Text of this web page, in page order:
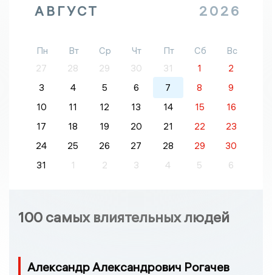
АВГУСТ 2026
Пн Вт Ср Чт Пт Сб
Вс
27
28 29 30 31 1
2
3
4 5 6 7 8
9
10
11 12 13 14 15
16
17
18 19 20 21 22
23
24
25 26 27 28 29
30
31
1 2 3 4 5 6
100 самых влиятельных людей
Александр Александрович Рогачев